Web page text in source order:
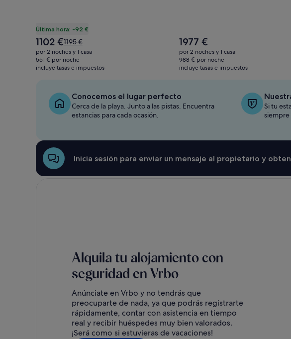
Última hora: -92 €
El
precio
actual
es
1102 €El
precio
era
de
más
información
sobre
estándar.
1195 €
por 2 noches y 1 casa
551 € por noche
incluye tasas e impuestos
El
precio
actual
es
1977 €
por 2 noches y 1 casa
988 € por noche
incluye tasas e impuestos
Conocemos el lugar perfecto
Cerca de la playa. Junto a las pistas. Encuentra
estancias para cada ocasión.
Si tu
siempre
Inicia sesión para enviar un mensaje al propietario y
Alquila tu alojamiento con
seguridad en Vrbo
Anúnciate en Vrbo y no tendrás que
preocuparte de nada, ya que podrás registrarte
rápidamente, contar con asistencia en tiempo
real y recibir huéspedes muy bien valorados.
¡Será como si estuvieras de vacaciones!